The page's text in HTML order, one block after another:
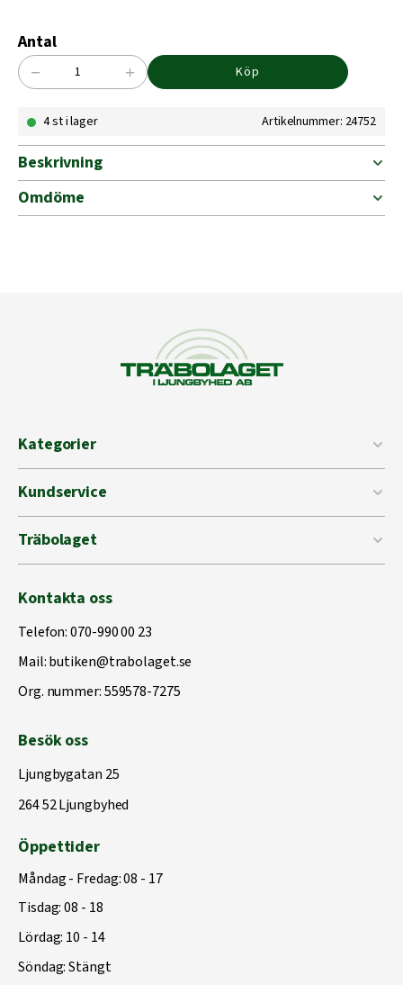
Antal
Lampa/Solcell
Svart
mängd
− + Köp
4 st i lager Artikelnummer: 24752
Beskrivning
Omdöme
Kategorier
Kundservice
Träbolaget
Kontakta oss
Telefon:070-990 00 23
Mail:butiken@trabolaget.se
Org. nummer: 559578-7275
Besök oss
Ljungbygatan 25
264 52 Ljungbyhed
Öppettider
Måndag - Fredag: 08 - 17
Tisdag: 08 - 18
Lördag: 10 - 14
Söndag: Stängt